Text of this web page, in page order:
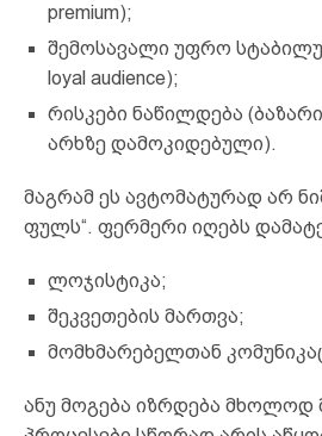
premium);
შემოსავალი უფრო
loyal audience);
რისკები ნაწილდება
არხზე დამოკიდებული).
მაგრამ ეს ავტომატურად არ
ფულს“. ფერმერი იღებს
ლოჯისტიკა;
შეკვეთების მართვა;
მომხმარებელთან
ანუ მოგება იზრდება მხოლოდ